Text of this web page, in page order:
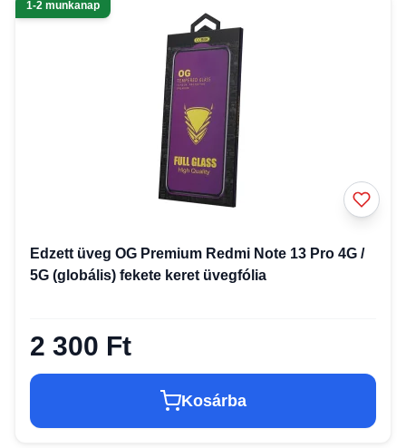
1-2 munkanap
Edzett üveg OG Premium Redmi Note 13 Pro 4G /
5G (globális) fekete keret üvegfólia
2 300 Ft
Kosárba